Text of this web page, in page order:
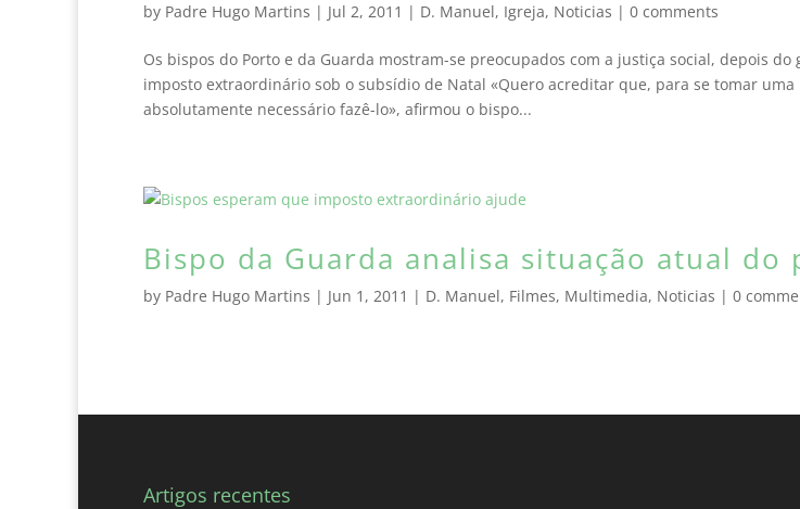
by Padre Hugo Martins | Jul 2, 2011 | D. Manuel, Igreja, Noticias | 0 comments
Os bispos do Porto e da Guarda mostram-se preocupados com a justiça social, depois
imposto extraordinário sob o subsídio de Natal «Quero acreditar que, para se tomar
absolutamente necessário fazê-lo», afirmou o bispo...
Bispo da Guarda analisa situação atual do
by Padre Hugo Martins | Jun 1, 2011 | D. Manuel, Filmes, Multimedia, Noticias | 0
Artigos recentes